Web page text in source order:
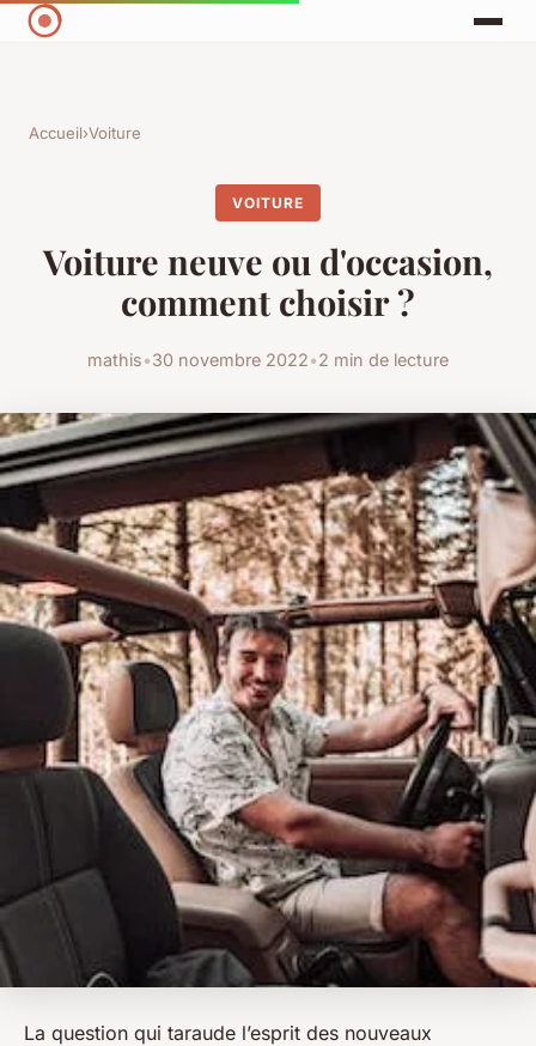
Accueil›Voiture
VOITURE
Voiture neuve ou d'occasion,
comment choisir ?
mathis•30 novembre 2022•2 min de lecture
La question qui taraude l’esprit des nouveaux